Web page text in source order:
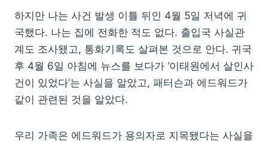
하지만 나는 사건 발생 이틀 뒤인 4월 5일 저녁에 귀
국했다. 나는 집에 전화한 적도 없다. 출입국 사실관
계도 조사됐고, 통화기록도 살펴본 것으로 안다. 귀국
후 4월 6일 아침에 뉴스를 보다가 ‘이태원에서 살인사
건이 있었다’는 사실을 알았고, 패터슨과 에드워드가
같이 관련된 것을 알았다.
우리 가족은 에드워드가 용의자로 지목됐다는 사실을